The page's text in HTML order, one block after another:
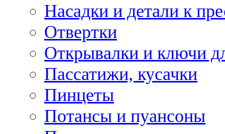
Насадки и детали к
Отвертки
Открывалки и ключи
Пассатижи, кусачки
Пинцеты
Потансы и пуансоны